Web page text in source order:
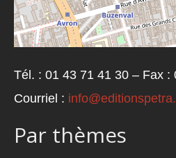
Tél. : 01 43 71 41 30 – Fax :
Courriel :
Par thèmes